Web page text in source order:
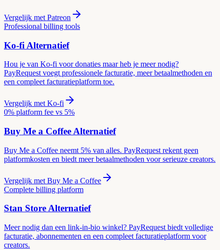
Vergelijk met Patreon
Professional billing tools
Ko-fi Alternatief
Hou je van Ko-fi voor donaties maar heb je meer nodig?
PayRequest voegt professionele facturatie, meer betaalmethoden en
een compleet facturatieplatform toe.
Vergelijk met Ko-fi
0% platform fee vs 5%
Buy Me a Coffee Alternatief
Buy Me a Coffee neemt 5% van alles. PayRequest rekent geen
platformkosten en biedt meer betaalmethoden voor serieuze creators.
Vergelijk met Buy Me a Coffee
Complete billing platform
Stan StoreAlternatief
Meer nodig dan een link-in-bio winkel? PayRequest biedt volledige
facturatie, abonnementen en een compleet facturatieplatform voor
creators.